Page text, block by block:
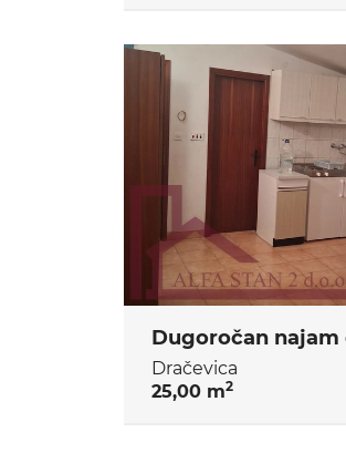
Dračevica
25,00 m2